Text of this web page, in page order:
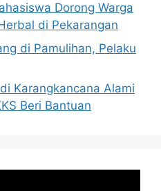
Dorong Warga
di Pekarangan
di Pamulihan, Pelaku
Karangkancana Alami
Beri Bantuan